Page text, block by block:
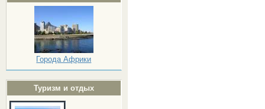
Города Африки
Туризм и отдых